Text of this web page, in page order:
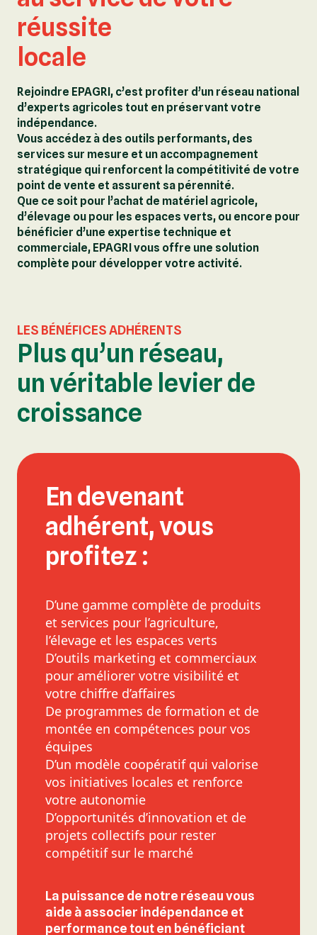
réussite
locale
Rejoindre EPAGRI, c’est profiter d’un réseau national
d’experts agricoles tout en préservant votre
indépendance.
Vous accédez à des outils performants, des
services sur mesure et un accompagnement
stratégique qui renforcent la compétitivité de votre
point de vente et assurent sa pérennité.
Que ce soit pour l’achat de matériel agricole,
d’élevage ou pour les espaces verts, ou encore pour
bénéficier d’une expertise technique et
commerciale, EPAGRI vous offre une solution
complète pour développer votre activité.
LES BÉNÉFICES ADHÉRENTS
Plus qu’un réseau,
un véritable levier de
croissance
En devenant
adhérent, vous
profitez :
D’une gamme complète de produits
et services pour l’agriculture,
l’élevage et les espaces verts
D’outils marketing et commerciaux
pour améliorer votre visibilité et
votre chiffre d’affaires
De programmes de formation et de
montée en compétences pour vos
équipes
D’un modèle coopératif qui valorise
vos initiatives locales et renforce
votre autonomie
D’opportunités d’innovation et de
projets collectifs pour rester
compétitif sur le marché
La puissance de notre réseau vous
aide à associer indépendance et
performance tout en bénéficiant